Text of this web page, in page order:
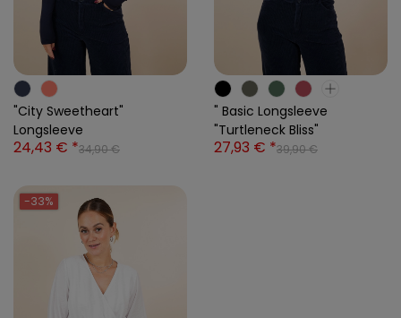
"City Sweetheart"
Longsleeve
24,43 € *34,90 €
" Basic Longsleeve
"Turtleneck Bliss"
27,93 € *39,90 €
-33%